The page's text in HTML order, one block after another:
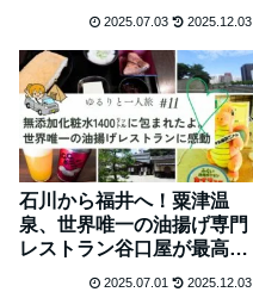
ラスト。ユトリ珈琲のモー
2025.07.03 2025.12.03
石川から福井へ！粟津温
泉、世界唯一の油揚げ専門
レストラン谷口屋が最高だ
ったのでウラCCポニーを
2025.07.01 2025.12.03